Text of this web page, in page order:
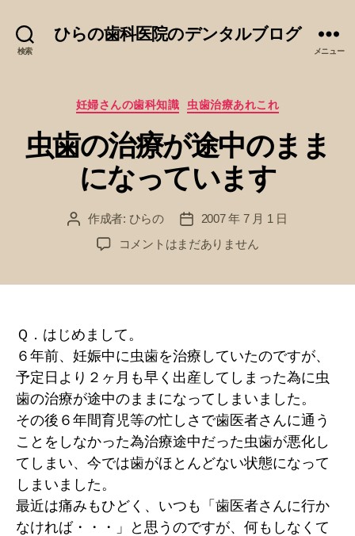
検索
ひらの歯科医院のデンタルブログ
メニュー
カ
ゴ
リ
ー
妊婦さんの歯科知識 虫歯治療あれこれ
虫歯の治療が途中のまま
になっています
投 作成者: ひらの
投
稿
日
2007 年 7 月 1 日
虫
が
中
の
ま
ま
に
な
っ
い
コメントはまだありません
Ｑ．はじめまして。
６年前、妊娠中に虫歯を治療していたのですが、
予定日より２ヶ月も早く出産してしまった為に虫
歯の治療が途中のままになってしまいました。
その後６年間育児等の忙しさで歯医者さんに通う
ことをしなかった為治療途中だった虫歯が悪化し
てしまい、今では歯がほとんどない状態になって
しまいました。
最近は痛みもひどく、いつも「歯医者さんに行か
なければ・・・」と思うのですが、何もしなくて